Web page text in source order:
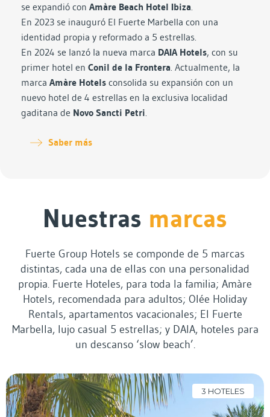
se expandió con Amàre Beach Hotel Ibiza.
En 2023 se inauguró El Fuerte Marbella con una
identidad propia y reformado a 5 estrellas.
En 2024 se lanzó la nueva marca DAIA Hotels, con su
primer hotel en Conil de la Frontera. Actualmente, la
marca Amàre Hotels consolida su expansión con un
nuevo hotel de 4 estrellas en la exclusiva localidad
gaditana de Novo Sancti Petri.
Saber más
Nuestras marcas
Fuerte Group Hotels se componde de 5 marcas
distintas, cada una de ellas con una personalidad
propia. Fuerte Hoteles, para toda la familia; Amàre
Hotels, recomendada para adultos; Olée Holiday
Rentals, apartamentos vacacionales; El Fuerte
Marbella, lujo casual 5 estrellas; y DAIA, hoteles para
un descanso ‘slow beach’.
3 HOTELES